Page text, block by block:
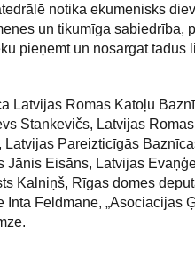
notika ekumenisks
un tikumīga sabiedrība,
pieņemt un nosargāt tādus
Latvijas Romas Katoļu
Stankevičs, Latvijas
Pareizticīgās
Jānis Eisāns, Latvijas
Kalniņš, Rīgas domes
Feldmane, „Asociācijas